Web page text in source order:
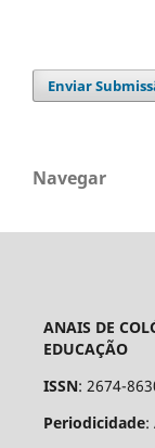
Enviar
Navegar
ANAIS DE
EDUCAÇÃO
ISSN: 2674-
Periodicidade: